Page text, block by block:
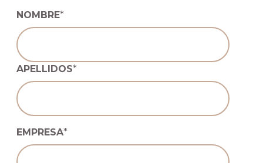
NOMBRE*
APELLIDOS*
EMPRESA*